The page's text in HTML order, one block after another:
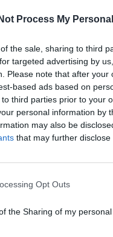
Process My
the sale, sharing to third
targeted advertising by
Please note that after
based ads based on
third parties prior to your
personal information by
may also be
that may further
Opt Outs
the Sharing of my personal